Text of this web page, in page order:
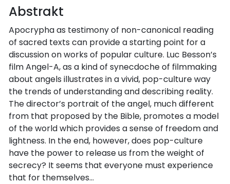
Abstrakt
Apocrypha as testimony of non-canonical reading
of sacred texts can provide a starting point for a
discussion on works of popular culture. Luc Besson’s
film Angel-A, as a kind of synecdoche of filmmaking
about angels illustrates in a vivid, pop-culture way
the trends of understanding and describing reality.
The director’s portrait of the angel, much different
from that proposed by the Bible, promotes a model
of the world which provides a sense of freedom and
lightness. In the end, however, does pop-culture
have the power to release us from the weight of
secrecy? It seems that everyone must experience
that for themselves…